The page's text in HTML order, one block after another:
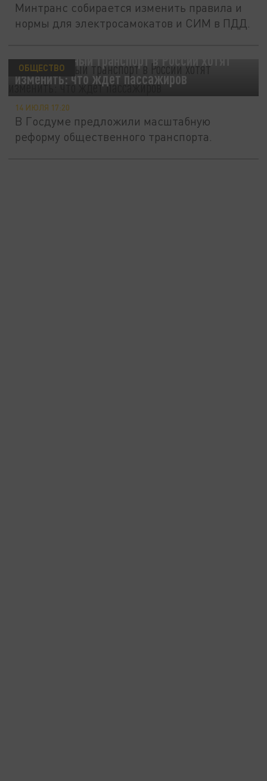
Минтранс собирается изменить правила и
нормы для электросамокатов и СИМ в ПДД.
Общественный транспорт в России хотят
изменить: что ждет пассажиров
ОБЩЕСТВО
14 ИЮЛЯ 17:20
В Госдуме предложили масштабную
реформу общественного транспорта.